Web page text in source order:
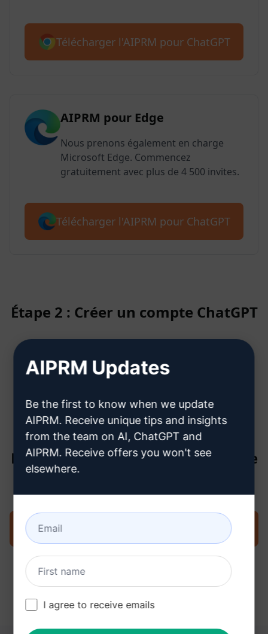
Télécharger l'AIPRM pour ChatGPT
AIPRM pour Edge
Nous prenons également en charge
Microsoft Edge. Commencez
gratuitement avec plus de 4 500 invites.
Télécharger l'AIPRM pour ChatGPT
Étape 2 : Créer un compte ChatGPT
Cliquez ici pour savoir comment
créer un compte ChatGPT
Étape 3 : Utiliser l'invite dans votre
Essayez l'invite maintenant sur ChatGPT
AIPRM Updates
Be the first to know when we update
AIPRM. Receive unique tips and insights
from the team on AI, ChatGPT and
AIPRM. Receive offers you won't see
elsewhere.
I agree to receive emails